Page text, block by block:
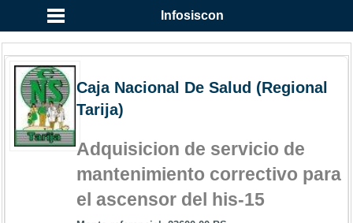
Infosiscon
Caja Nacional De Salud (Regional
Tarija)
Adquisicion de servicio de
mantenimiento correctivo para
el ascensor del his-15